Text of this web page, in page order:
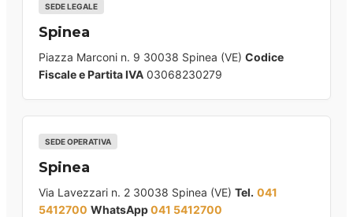
SEDE LEGALE
Spinea
Piazza Marconi n. 9 30038 Spinea (VE) Codice
Fiscale e Partita IVA 03068230279
SEDE OPERATIVA
Spinea
Via Lavezzari n. 2 30038 Spinea (VE) Tel. 041
5412700 WhatsApp041 5412700